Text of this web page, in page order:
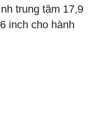
trung tâm 17,9
inch cho hành